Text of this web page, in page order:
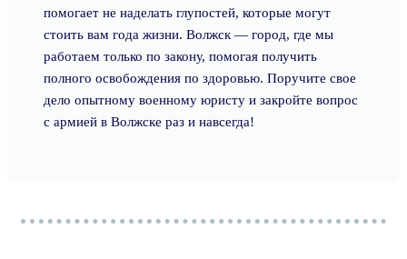
помогает не наделать глупостей, которые могут
стоить вам года жизни. Волжск — город, где мы
работаем только по закону, помогая получить
полного освобождения по здоровью. Поручите свое
дело опытному военному юристу и закройте вопрос
с армией в Волжске раз и навсегда!